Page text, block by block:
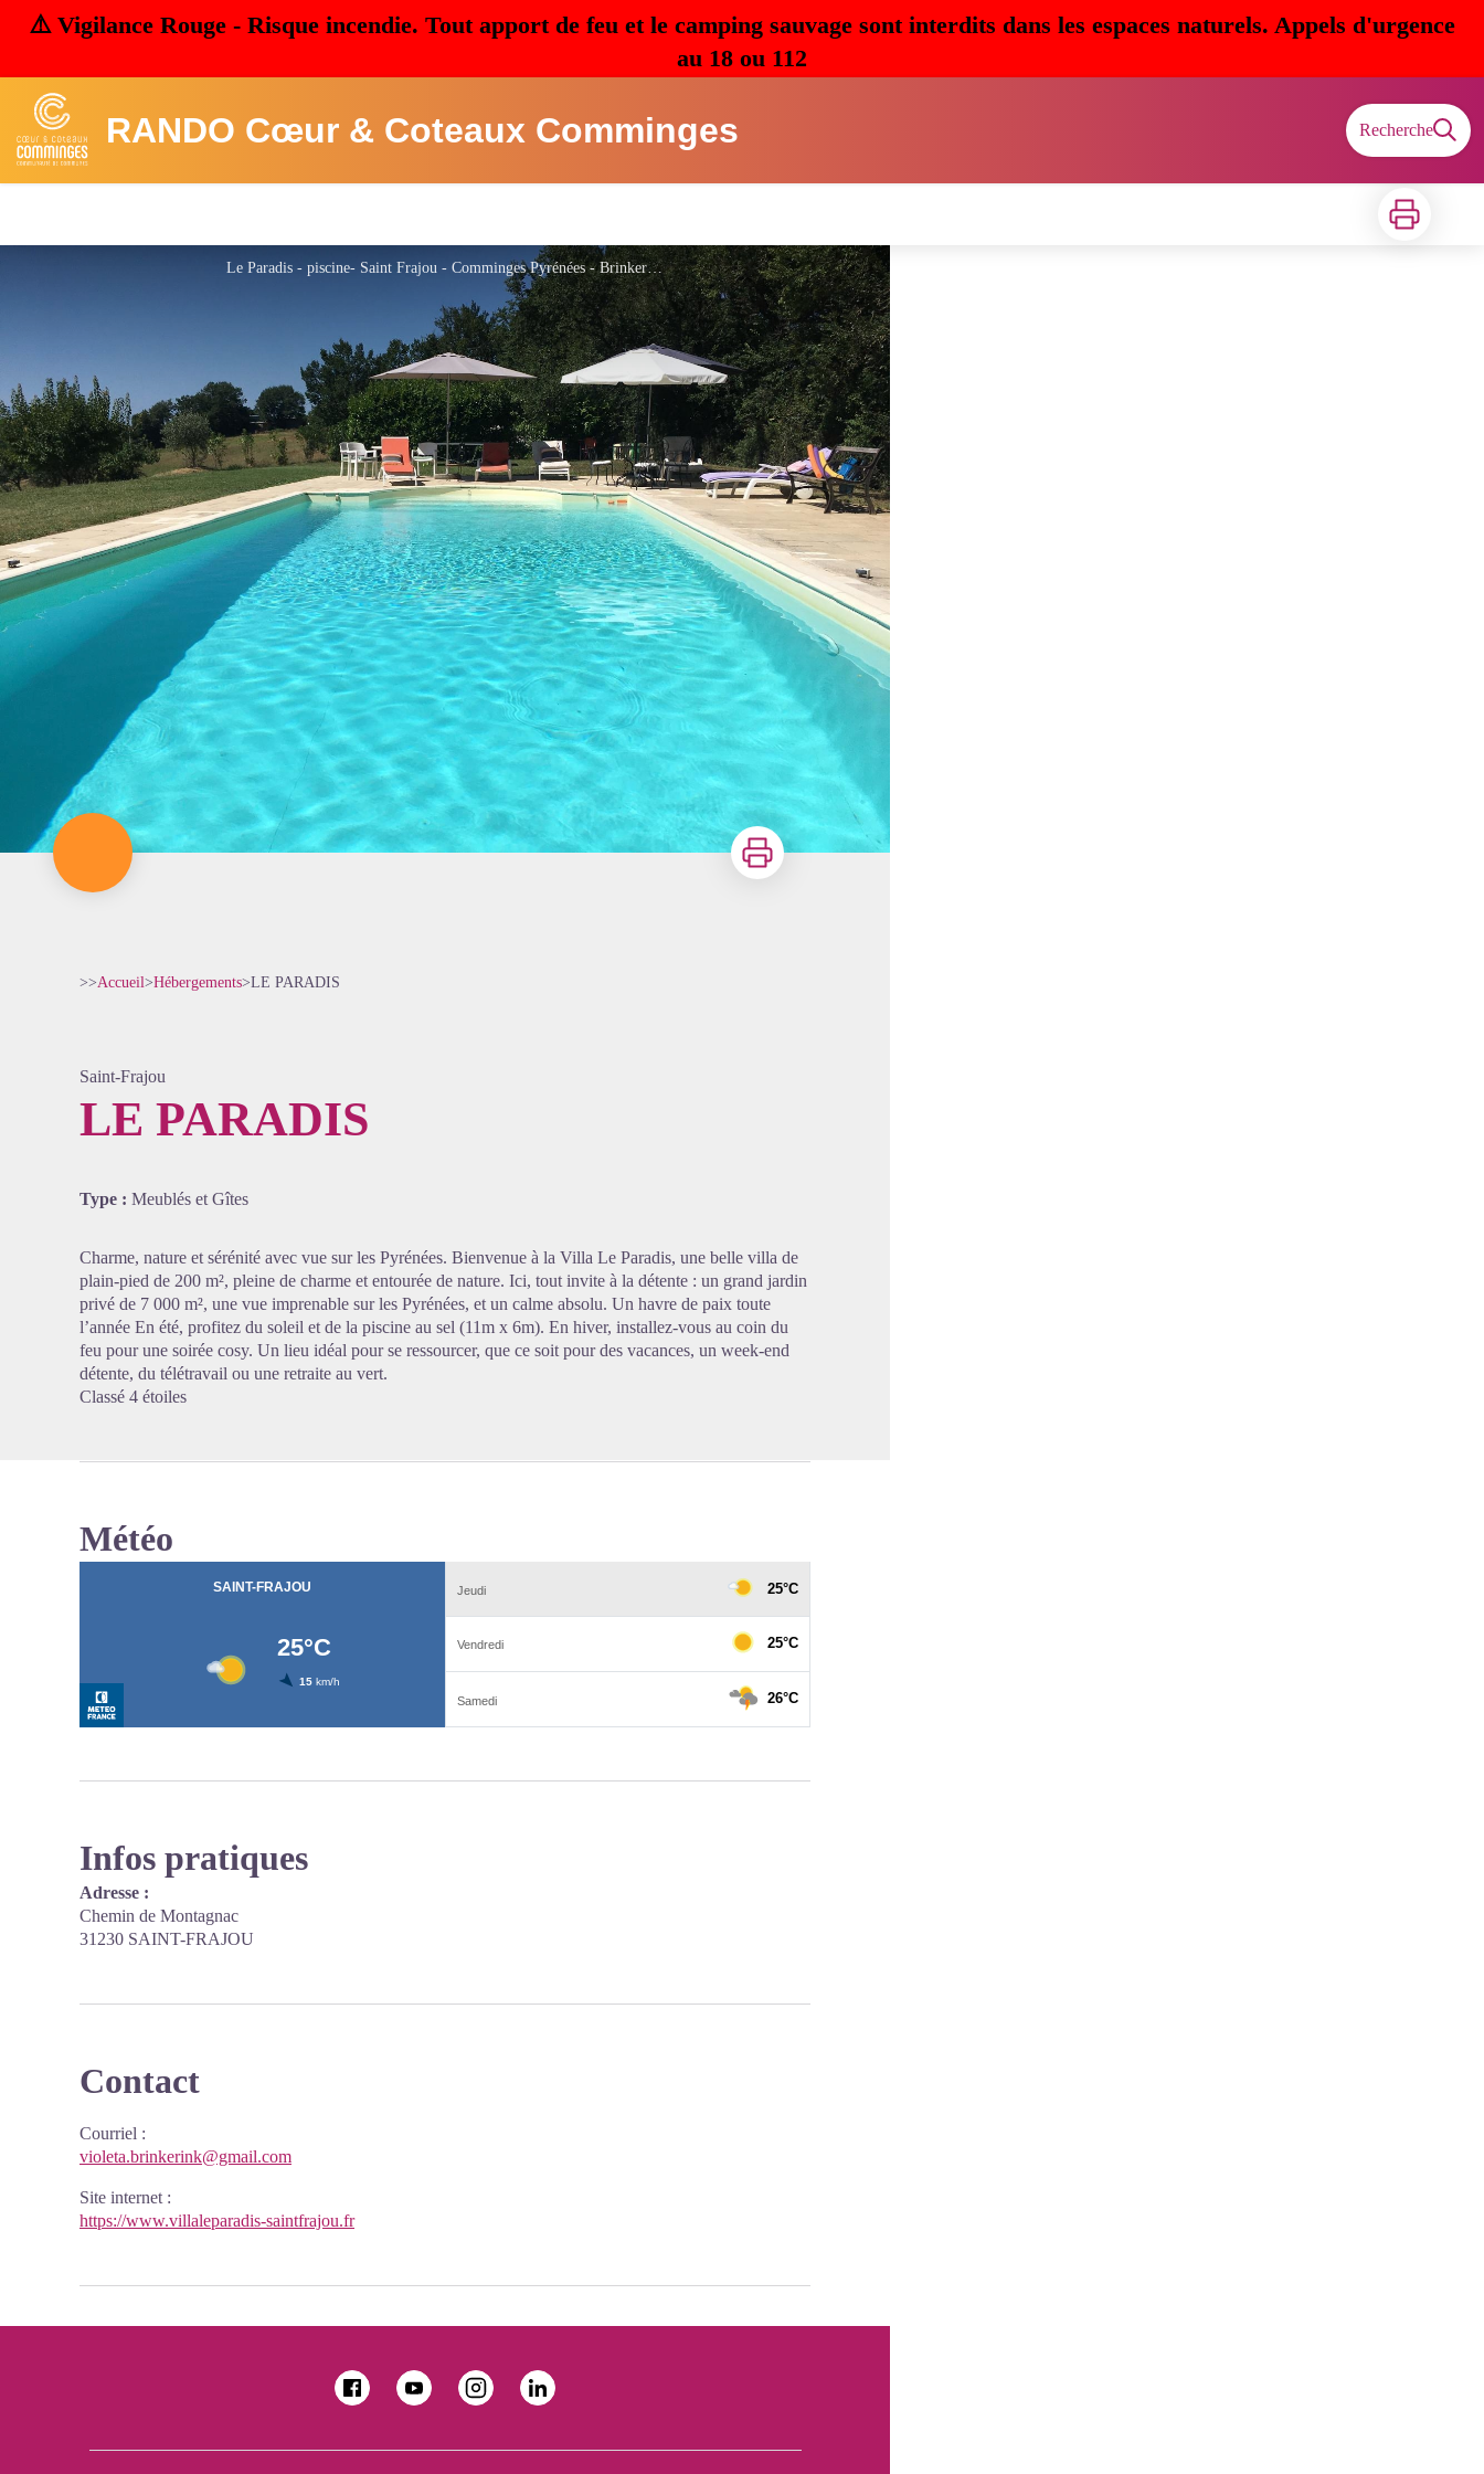
⚠️ Vigilance Rouge - Risque incendie. Tout apport de feu et le camping sauvage sont interdits dans les espaces naturels. Appels d'urgence
au 18 ou 112
RANDO Cœur & Coteaux Comminges Recherche
Imprimer
Le Paradis - piscine- Saint Frajou - Comminges Pyrénées - Brinkerink
Imprimer
>>Accueil>Hébergements>LE PARADIS
Saint-Frajou
LE PARADIS
Type : Meublés et Gîtes
Charme, nature et sérénité avec vue sur les Pyrénées. Bienvenue à la Villa Le Paradis, une belle villa de
plain-pied de 200 m², pleine de charme et entourée de nature. Ici, tout invite à la détente : un grand jardin
privé de 7 000 m², une vue imprenable sur les Pyrénées, et un calme absolu. Un havre de paix toute
l’année En été, profitez du soleil et de la piscine au sel (11m x 6m). En hiver, installez-vous au coin du
feu pour une soirée cosy. Un lieu idéal pour se ressourcer, que ce soit pour des vacances, un week-end
détente, du télétravail ou une retraite au vert.
Classé 4 étoiles
Météo
Infos pratiques
Adresse :
Chemin de Montagnac
31230 SAINT-FRAJOU
Contact
Courriel :
violeta.brinkerink@gmail.com
Site internet :
https://www.villaleparadis-saintfrajou.fr